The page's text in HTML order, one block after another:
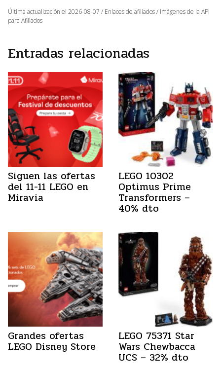
Última actualización el 2026-08-07 / Enlaces de afiliados / Imágenes de la API
para Afiliados
Entradas relacionadas
Siguen las ofertas
del 11-11 LEGO en
Miravia
LEGO 10302
Optimus Prime
Transformers –
40% dto
Grandes ofertas
LEGO Disney Store
LEGO 75371 Star
Wars Chewbacca
UCS – 32% dto